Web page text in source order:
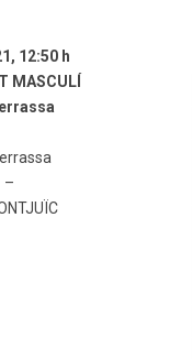
12:50 h
MASCULÍ
–